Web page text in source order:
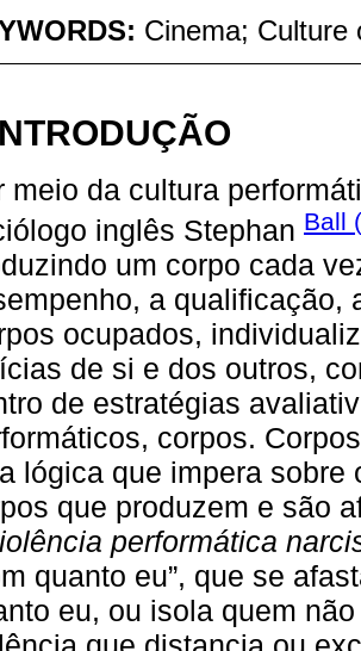
Cinema; Culture
meio da cultura
inglês Stephan Ball
um corpo cada
a qualificação,
ocupados,
de si e dos outros,
de estratégias
corpos.
lógica que impera sobre
que produzem e são
performática
quanto eu”, que se
eu, ou isola quem